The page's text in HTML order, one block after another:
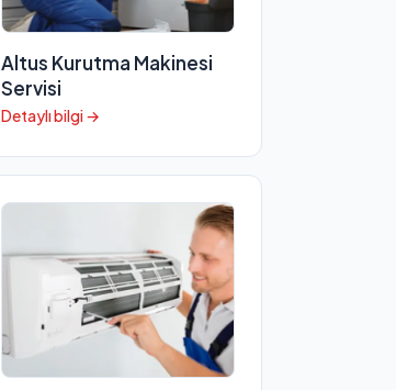
Altus Kurutma Makinesi
Servisi
Detaylı bilgi →